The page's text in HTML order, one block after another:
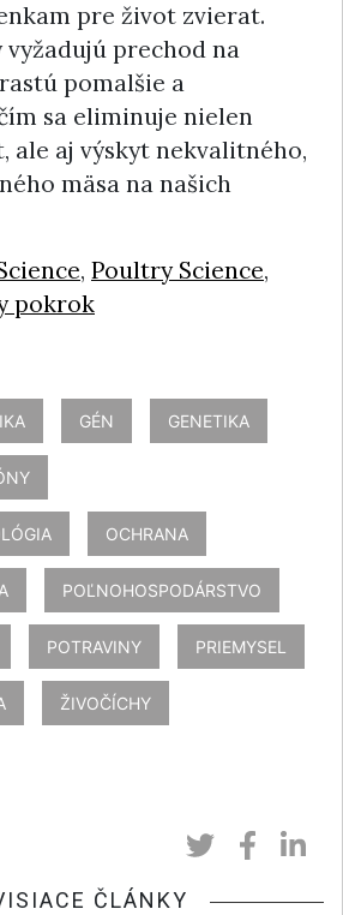
pre život zvierat.
prechod na
pomalšie a
sa eliminuje nielen
ale aj výskyt nekvalitného,
mäsa na našich
, Poultry Science,
pokrok
GÉN GENETIKA
OCHRANA
POĽNOHOSPODÁRSTVO
POTRAVINY PRIEMYSEL
ŽIVOČÍCHY
ČLÁNKY